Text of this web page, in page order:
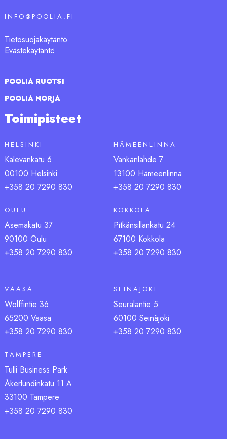
INFO@POOLIA.FI
Tietosuojakäytäntö
Evästekäytäntö
POOLIA RUOTSI
POOLIA NORJA
Toimipisteet
HELSINKI
Kalevankatu 6
00100 Helsinki
+358 20 7290 830
HÄMEENLINNA
Vankanlähde 7
13100 Hämeenlinna
+358 20 7290 830
OULU
Asemakatu 37
90100 Oulu
+358 20 7290 830
KOKKOLA
Pitkänsillankatu 24
67100 Kokkola
+358 20 7290 830
VAASA
Wolffintie 36
65200 Vaasa
+358 20 7290 830
SEINÄJOKI
Seuralantie 5
60100 Seinäjoki
+358 20 7290 830
TAMPERE
Tulli Business Park
Åkerlundinkatu 11 A
33100 Tampere
+358 20 7290 830